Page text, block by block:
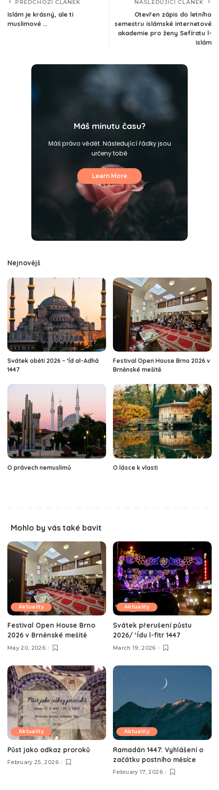
PŘEDCHOZÍ ČLÁNEK
Islám je krásný, ale ti
muslimové …
NÁSLEDUJÍCÍ ČLÁNEK
Otevřen zápis do letního
semestru islámské internetové
akademie pro ženy Sefíratu l-
islám
Máš minutu času?
Máš právo vědět. Následující řádky jsou
určeny tobě
Learn More
Nejnovějš
Svátek oběti 2026 – ‘Íd al-Adhá
1447
Festival Open House Brno 2026 v
Brněnské mešitě
O právech nemuslimů O lásce k vlasti
Mohlo by vás také bavit
Aktuality
Festival Open House Brno
2026 v Brněnské mešitě
May 20, 2026
Aktuality
Svátek přerušení půstu
2026/ ‘Ídu l-fitr 1447
March 19, 2026
Aktuality
Půst jako odkaz proroků
February 25, 2026
Aktuality
Ramadán 1447: Vyhlášení o
začátku postního měsíce
February 17, 2026